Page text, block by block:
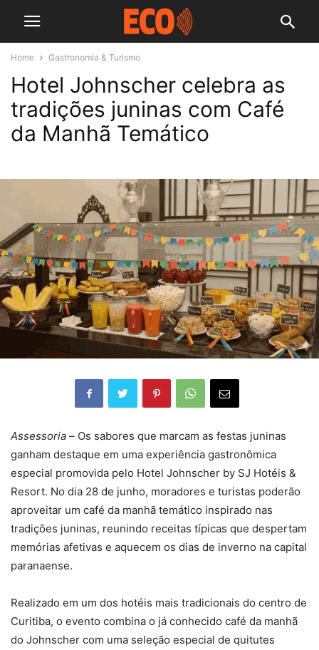
Home Gastronomia & Turismo
Hotel Johnscher celebra as
tradições juninas com Café
da Manhã Temático
Assessoria – Os sabores que marcam as festas juninas
ganham destaque em uma experiência gastronômica
especial promovida pelo Hotel Johnscher by SJ Hotéis &
Resort. No dia 28 de junho, moradores e turistas poderão
aproveitar um café da manhã temático inspirado nas
tradições juninas, reunindo receitas típicas que despertam
memórias afetivas e aquecem os dias de inverno na capital
paranaense.
Realizado em um dos hotéis mais tradicionais do centro de
Curitiba, o evento combina o já conhecido café da manhã
do Johnscher com uma seleção especial de quitutes